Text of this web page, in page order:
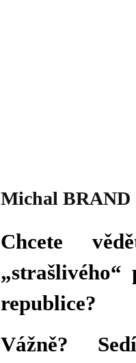
Michal BRAND
Chcete
„strašlivého“
republice?
Vážně?